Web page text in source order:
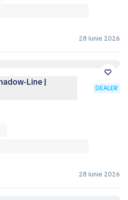
28 Iunie 2026
Line |
DEALER
28 Iunie 2026